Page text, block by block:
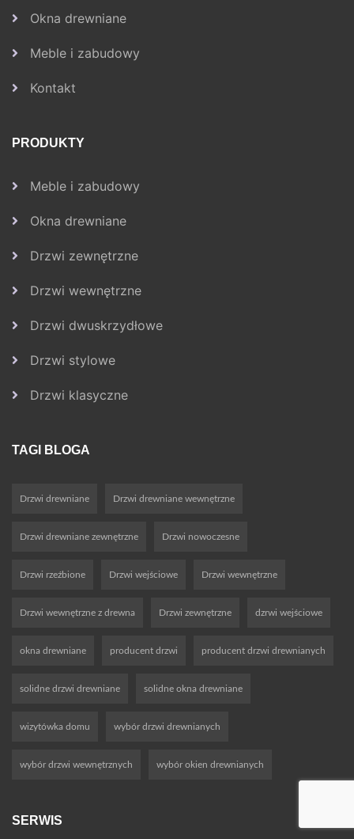
Okna drewniane
Meble i zabudowy
Kontakt
PRODUKTY
Meble i zabudowy
Okna drewniane
Drzwi zewnętrzne
Drzwi wewnętrzne
Drzwi dwuskrzydłowe
Drzwi stylowe
Drzwi klasyczne
TAGI BLOGA
Drzwi drewniane Drzwi drewniane wewnętrzne
Drzwi drewniane zewnętrzne Drzwi nowoczesne
Drzwi rzeźbione Drzwi wejściowe Drzwi wewnętrzne
Drzwi wewnętrzne z drewna Drzwi zewnętrzne dzrwi wejściowe
okna drewniane producent drzwi producent drzwi drewnianych
solidne drzwi drewniane solidne okna drewniane
wizytówka domu wybór drzwi drewnianych
wybór drzwi wewnętrznych wybór okien drewnianych
SERWIS